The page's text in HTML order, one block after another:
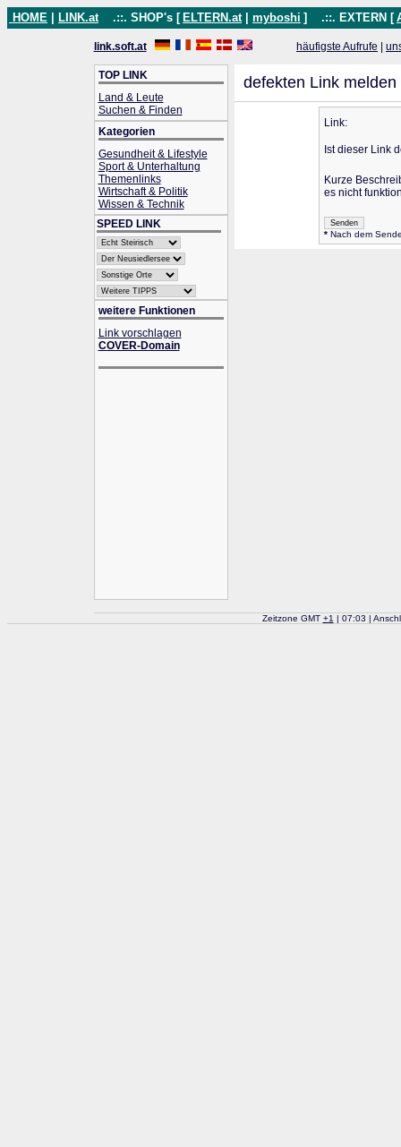
HOME LINK.at .::. SHOP's [ ELTERN.at myboshi ] .::. EXTERN [
link.soft.at häufigste Aufrufe
TOP LINK
Land & Leute
Suchen & Finden
Kategorien
Gesundheit & Lifestyle
Sport & Unterhaltung
Themenlinks
Wirtschaft & Politik
Wissen & Technik
SPEED LINK
weitere Funktionen
Link vorschlagen
COVER-Domain
defekten Link melden
Link:
Ist dieser Link
Kurze
es nicht
*Nach dem
Zeitzone GMT +1 | 07:03 |